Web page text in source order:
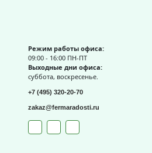
Режим работы офиса:
09:00 - 16:00 ПН-ПТ
Выходные дни офиса:
суббота, воскресенье.
+7 (495) 320-20-70
zakaz@fermaradosti.ru